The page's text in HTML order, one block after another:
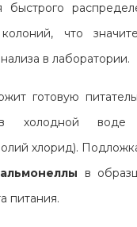
быстрого
что
в лаборатории.
готовую
в холодной
хлорид).
в
питания.